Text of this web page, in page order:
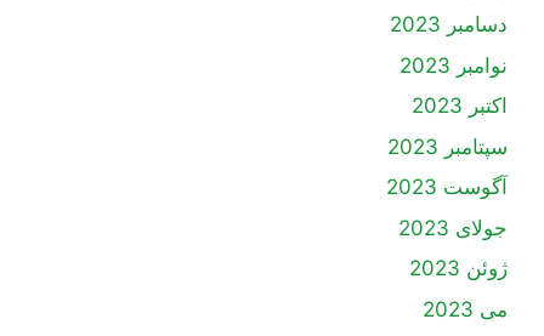
دسامبر 2023
نوامبر 2023
اکتبر 2023
سپتامبر 2023
آگوست 2023
جولای 2023
ژوئن 2023
می 2023